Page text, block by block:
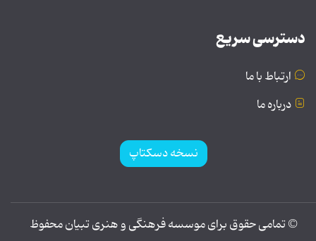
دسترسی سریع
ارتباط با ما
درباره ما
نسخه دسکتاپ
© تمامی حقوق برای موسسه فرهنگی و هنری تبیان محفوظ